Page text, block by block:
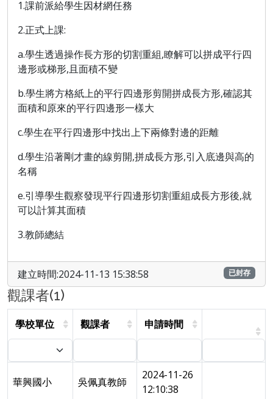
1.課前派給學生因材網任務
2.正式上課:
a.學生透過操作長方形的切割重組,瞭解可以拼成平行四
邊形或梯形,且面積不變
b.學生將方格紙上的平行四邊形剪開拼成長方形,確認其
面積和原來的平行四邊形一樣大
c.學生在平行四邊形中找出上下兩條對邊的距離
d.學生沿著剛才畫的線剪開,拼成長方形,引入底邊與高的
名稱
e.引導學生觀察發現平行四邊形切割重組成長方形後,就
可以計算其面積
3.教師總結
建立時間:2024-11-13 15:38:58 已封存
觀課者(1)
學校單位 觀課者 申請時間
華興國小 吳佩真教師
2024-11-26
12:10:38